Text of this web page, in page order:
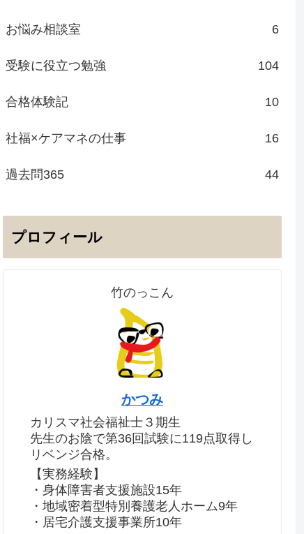
お悩み相談室 6
受験に役立つ勉強 104
合格体験記 10
社福×ケアマネの仕事 16
過去問365 44
プロフィール
竹のっこん
かつみ
カリスマ社会福祉士３期生
先生のお陰で第36回試験に119点取得し
リベンジ合格。
【実務経験】
・身体障害者支援施設15年
・地域密着型特別養護老人ホーム9年
・居宅介護支援事業所10年